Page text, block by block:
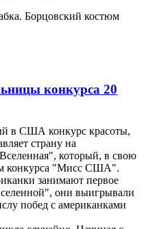
Борцовский костюм
конкурса 20
в США конкурс красоты,
страну на
который, в свою
конкурса "Мисс США".
занимают первое
они выигрывали
побед с американками